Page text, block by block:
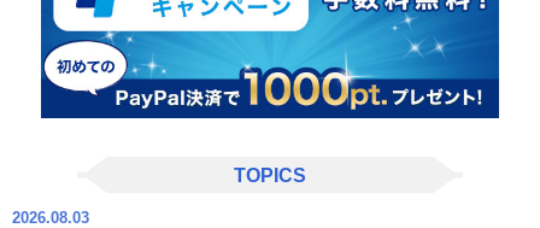
TOPICS
2026.08.03